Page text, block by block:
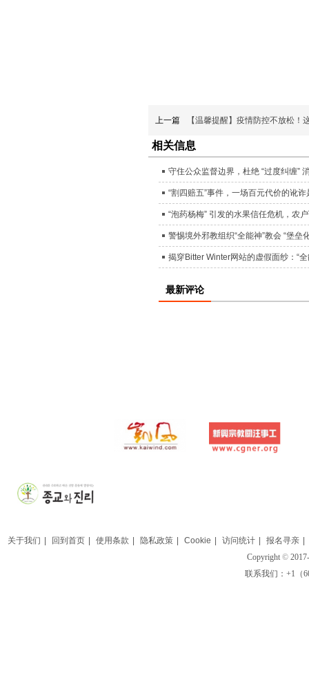
上一篇 【温馨提醒】疫情防控不放松！
相关信息
守住公众监督边界，杜绝 “过度纠缠”
“割四赔五”事件，一场百元代价的讹
“泡药杨梅” 引发的水果信任危机，农
警惕境外邪教组织“全能神”教会 “堡
揭穿Bitter Winter网站的虚假面纱：“
最新评论
关于我们 回到首页 使用条款 隐私政策 Cookie 访问统计 报名寻亲
Copyright ©
联系我们：+1（